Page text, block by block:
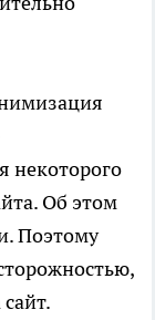
некоторого
Об этом
Поэтому